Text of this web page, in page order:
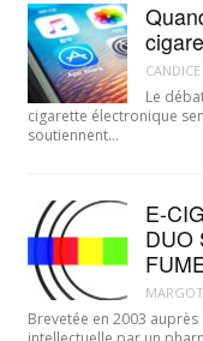
Le
cigarette électronique
soutiennent…
E-
DUO
Brevetée en 2003